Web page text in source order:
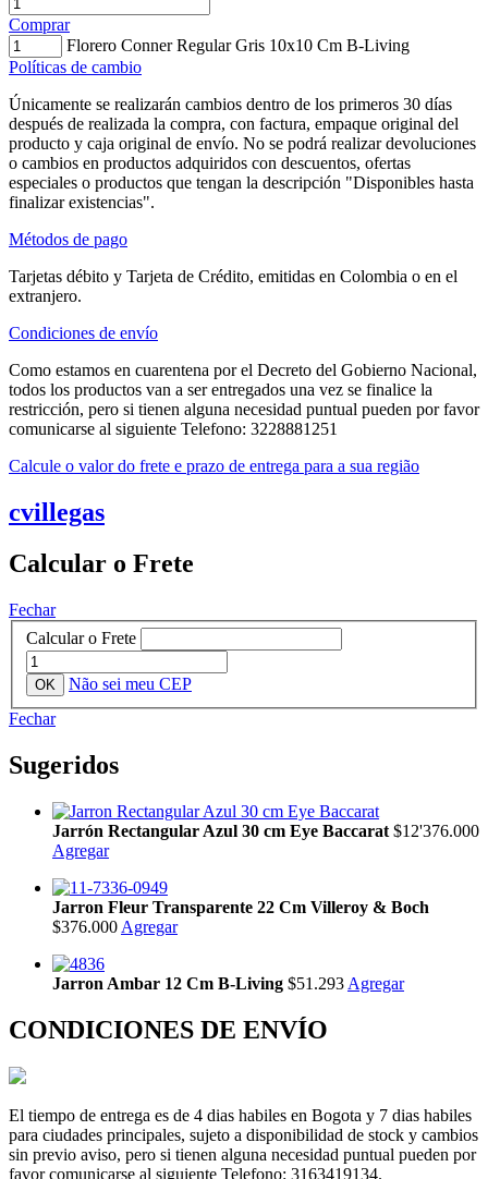
Comprar
Florero Conner Regular Gris 10x10 Cm B-Living
Políticas de cambio
Únicamente se realizarán cambios dentro de los primeros 30 días
después de realizada la compra, con factura, empaque original del
producto y caja original de envío. No se podrá realizar devoluciones
o cambios en productos adquiridos con descuentos, ofertas
especiales o productos que tengan la descripción "Disponibles hasta
finalizar existencias".
Métodos de pago
Tarjetas débito y Tarjeta de Crédito, emitidas en Colombia o en el
extranjero.
Condiciones de envío
Como estamos en cuarentena por el Decreto del Gobierno Nacional,
todos los productos van a ser entregados una vez se finalice la
restricción, pero si tienen alguna necesidad puntual pueden por favor
comunicarse al siguiente Telefono: 3228881251
Calcule o valor do frete e prazo de entrega para a sua região
cvillegas
Calcular o Frete
Fechar
Calcular o Frete
Não sei meu CEP
Fechar
Sugeridos
Jarrón Rectangular Azul 30 cm Eye Baccarat $12'376.000
Agregar
Jarron Fleur Transparente 22 Cm Villeroy & Boch
$376.000 Agregar
Jarron Ambar 12 Cm B-Living $51.293 Agregar
CONDICIONES DE ENVÍO
El tiempo de entrega es de 4 dias habiles en Bogota y 7 dias habiles
para ciudades principales, sujeto a disponibilidad de stock y cambios
sin previo aviso, pero si tienen alguna necesidad puntual pueden por
favor comunicarse al siguiente Telefono: 3163419134.